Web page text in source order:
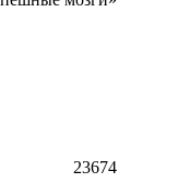
23674